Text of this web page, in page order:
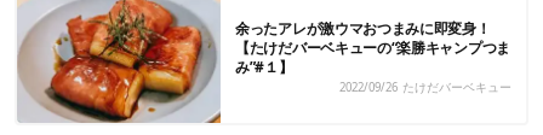
余ったアレが激ウマおつまみに即変身！
【たけだバーベキューの“楽勝キャンプつま
み”#１】
2022/09/26 たけだバーベキュー